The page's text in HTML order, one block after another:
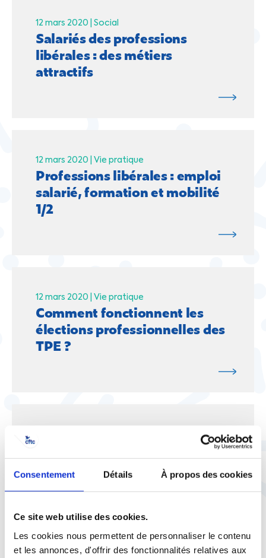
Consentement Détails À propos des cookies
Ce site web utilise des cookies.
Les cookies nous permettent de personnaliser le contenu
et les annonces, d'offrir des fonctionnalités relatives aux
12 mars 2020 | Social
Salariés des professions
libérales : des métiers
attractifs
12 mars 2020 | Vie pratique
Professions libérales : emploi
salarié, formation et mobilité
1/2
12 mars 2020 | Vie pratique
Comment fonctionnent les
élections professionnelles des
TPE ?
libérales : comment vous
représentent les CPR-PL ?